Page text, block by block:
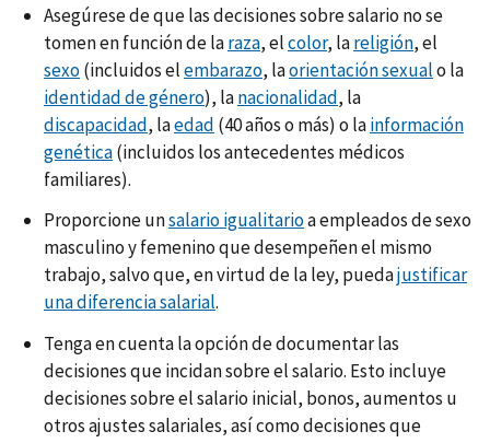
Asegúrese de que las decisiones sobre salario no se
tomen en función de laraza, elcolor, lareligión, el
sexo(incluidos elembarazo, laorientación sexualo la
identidad de género), lanacionalidad, la
discapacidad, laedad (40 años o más) o lainformación
genética(incluidos los antecedentes médicos
familiares).
Proporcione unsalario igualitarioa empleados de sexo
masculino y femenino que desempeñen el mismo
trabajo, salvo que, en virtud de la ley, puedajustificar
una diferencia salarial.
Tenga en cuenta la opción de documentar las
decisiones que incidan sobre el salario. Esto incluye
decisiones sobre el salario inicial, bonos, aumentos u
otros ajustes salariales, así como decisiones que